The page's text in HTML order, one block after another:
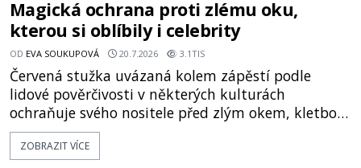
Magická ochrana proti zlému oku,
kterou si oblíbily i celebrity
OD EVA SOUKUPOVÁ 20.7.2026 3.1TIS
Červená stužka uvázaná kolem zápěstí podle
lidové pověrčivosti v některých kulturách
ochraňuje svého nositele před zlým okem, kletbou,
která může přivodit neštěstí či nemoc. S tímto
nenápadným symbolem magické ochrany lze
ZOBRAZIT VÍCE